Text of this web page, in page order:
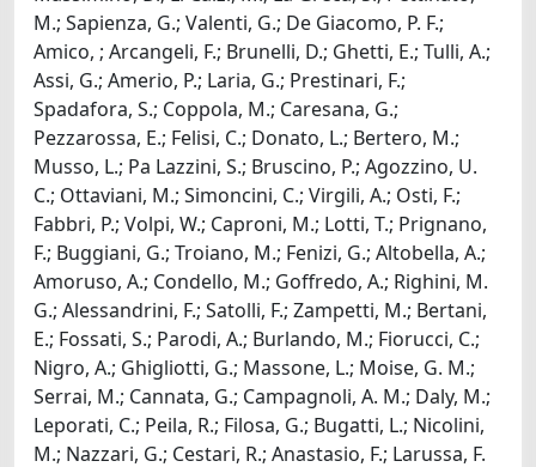
M.; Sapienza, G.; Valenti, G.; De Giacomo, P. F.;
Amico, ; Arcangeli, F.; Brunelli, D.; Ghetti, E.; Tulli, A.;
Assi, G.; Amerio, P.; Laria, G.; Prestinari, F.;
Spadafora, S.; Coppola, M.; Caresana, G.;
Pezzarossa, E.; Felisi, C.; Donato, L.; Bertero, M.;
Musso, L.; Pa Lazzini, S.; Bruscino, P.; Agozzino, U.
C.; Ottaviani, M.; Simoncini, C.; Virgili, A.; Osti, F.;
Fabbri, P.; Volpi, W.; Caproni, M.; Lotti, T.; Prignano,
F.; Buggiani, G.; Troiano, M.; Fenizi, G.; Altobella, A.;
Amoruso, A.; Condello, M.; Goffredo, A.; Righini, M.
G.; Alessandrini, F.; Satolli, F.; Zampetti, M.; Bertani,
E.; Fossati, S.; Parodi, A.; Burlando, M.; Fiorucci, C.;
Nigro, A.; Ghigliotti, G.; Massone, L.; Moise, G. M.;
Serrai, M.; Cannata, G.; Campagnoli, A. M.; Daly, M.;
Leporati, C.; Peila, R.; Filosa, G.; Bugatti, L.; Nicolini,
M.; Nazzari, G.; Cestari, R.; Anastasio, F.; Larussa, F.